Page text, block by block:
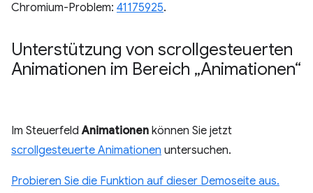
Chromium-Problem: 41175925.
Unterstützung von scrollgesteuerten
Animationen im Bereich „Animationen“
Im SteuerfeldAnimationen können Sie jetzt
scrollgesteuerte Animationen untersuchen.
Probieren Sie die Funktion auf dieser Demoseite aus.